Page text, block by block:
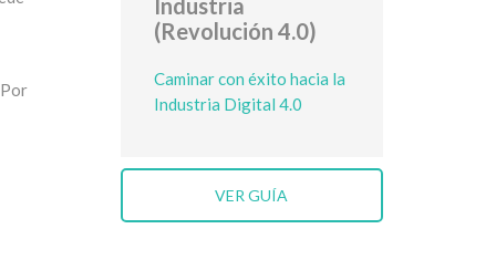
Industria
(Revolución 4.0)
Caminar con éxito hacia la
Industria Digital 4.0
VER GUÍA